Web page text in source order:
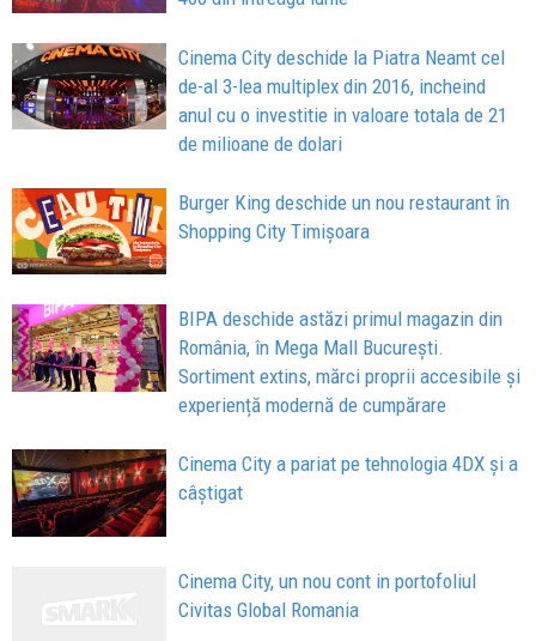
Cinema City deschide la Piatra Neamt cel
de-al 3-lea multiplex din 2016, incheind
anul cu o investitie in valoare totala de 21
de milioane de dolari
Burger King deschide un nou restaurant în
Shopping City Timișoara
BIPA deschide astăzi primul magazin din
România, în Mega Mall București.
Sortiment extins, mărci proprii accesibile și
experiență modernă de cumpărare
Cinema City a pariat pe tehnologia 4DX şi a
câştigat
Cinema City, un nou cont in portofoliul
Civitas Global Romania